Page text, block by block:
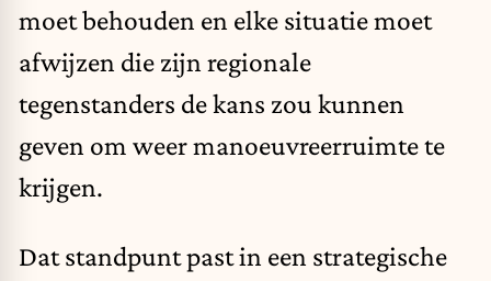
moet behouden en elke situatie moet
afwijzen die zijn regionale
tegenstanders de kans zou kunnen
geven om weer manoeuvreerruimte te
krijgen.
Dat standpunt past in een strategische